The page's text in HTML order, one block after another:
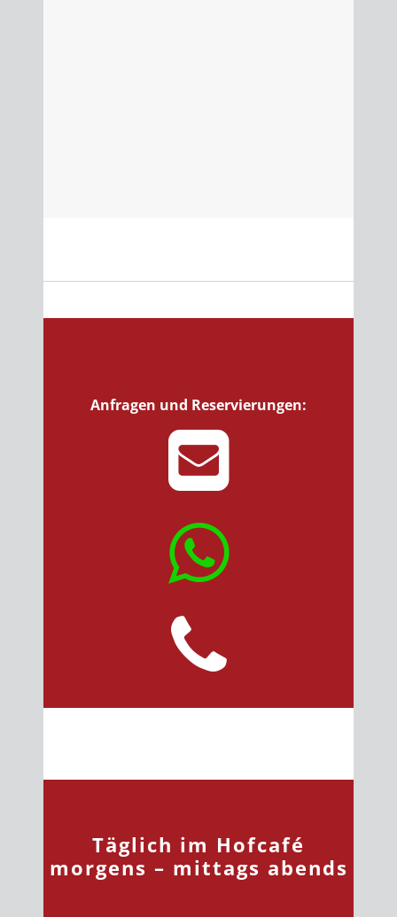
Anfragen und Reservierungen:
Täglich im Hofcafé
morgens – mittags abends